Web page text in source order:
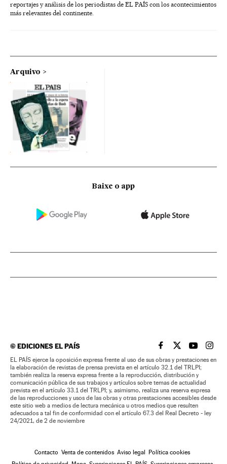
reportajes y análisis de los periodistas de EL PAÍS con los acontecimientos
más relevantes del continente.
Arquivo
Baixe o app
©EDICIONES EL PAÍS EL PAÍS BRASIL EN
EL PAÍSEL PAÍS
EL
EL PAÍS ejerce la oposición expresa frente al uso de sus obras y prestaciones en
la elaboración de revistas de prensa prevista en el artículo 32.1 del TRLPI;
también realiza la reserva expresa frente a la reproducción, distribución y
comunicación pública de sus trabajos y artículos sobre temas de actualidad
prevista en el artículo 33.1 del TRLPI; y, asimismo, realiza una reserva expresa
de las reproducciones y usos de las obras y otras prestaciones accesibles desde
este sitio web a medios de lectura mecánica u otros medios que resulten
adecuados a tal fin de conformidad con el artículo 67.3 del Real Decreto - ley
24/2021, de 2 de noviembre
Contacto Venta de contenidos Aviso legal Política cookies